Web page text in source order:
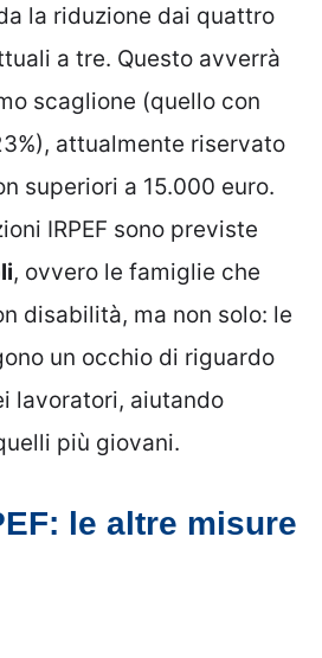
la riduzione dai quattro
a tre. Questo avverrà
scaglione (quello con
attualmente riservato
superiori a 15.000 euro.
IRPEF sono previste
, ovvero le famiglie che
disabilità, ma non solo: le
un occhio di riguardo
lavoratori, aiutando
più giovani.
le altre misure